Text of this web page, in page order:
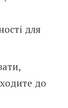
для
до